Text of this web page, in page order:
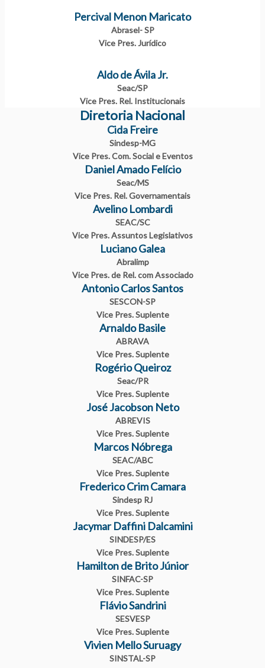
Percival Menon Maricato
Abrasel- SP
Vice Pres. Jurídico
Aldo de Ávila Jr.
Seac/SP
Vice Pres. Rel. Institucionais
Diretoria Nacional
Cida Freire
Sindesp-MG
Vice Pres. Com. Social e Eventos
Daniel Amado Felício
Seac/MS
Vice Pres. Rel. Governamentais
Avelino Lombardi
SEAC/SC
Vice Pres. Assuntos Legislativos
Luciano Galea
Abralimp
Vice Pres. de Rel. com Associado
Antonio Carlos Santos
SESCON-SP
Vice Pres. Suplente
Arnaldo Basile
ABRAVA
Vice Pres. Suplente
Rogério Queiroz
Seac/PR
Vice Pres. Suplente
José Jacobson Neto
ABREVIS
Vice Pres. Suplente
Marcos Nóbrega
SEAC/ABC
Vice Pres. Suplente
Frederico Crim Camara
Sindesp RJ
Vice Pres. Suplente
Jacymar Daffini Dalcamini
SINDESP/ES
Vice Pres. Suplente
Hamilton de Brito Júnior
SINFAC-SP
Vice Pres. Suplente
Flávio Sandrini
SESVESP
Vice Pres. Suplente
Vivien Mello Suruagy
SINSTAL-SP